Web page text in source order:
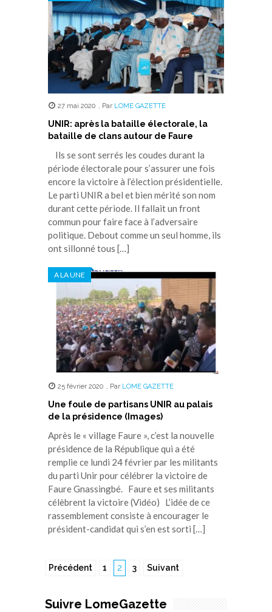
27 mai 2020 Par LOME GAZETTE
UNIR: après la bataille électorale, la
bataille de clans autour de Faure
Ils se sont serrés les coudes durant la
période électorale pour s’assurer une fois
encore la victoire à l’élection présidentielle.
Le parti UNIR a bel et bien mérité son nom
durant cette période. Il fallait un front
commun pour faire face à l’adversaire
politique. Debout comme un seul homme, ils
ont sillonné tous […]
A LA UNE
25 février 2020 , Par LOME GAZETTE
Une foule de partisans UNIR au palais
de la présidence (Images)
Après le « village Faure », c’est la nouvelle
présidence de la République qui a été
remplie ce lundi 24 février par les militants
du parti Unir pour célébrer la victoire de
Faure Gnassingbé. Faure et ses militants
célèbrent la victoire (Vidéo) L’idée de ce
rassemblement consiste à encourager le
président-candidat qui s’en est sorti […]
Précédent 1 2 3 Suivant
Suivre LomeGazette